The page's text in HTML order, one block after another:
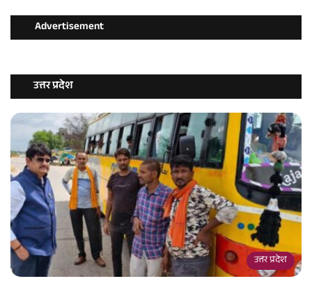
Advertisement
उत्तर प्रदेश
उत्तर प्रदेश